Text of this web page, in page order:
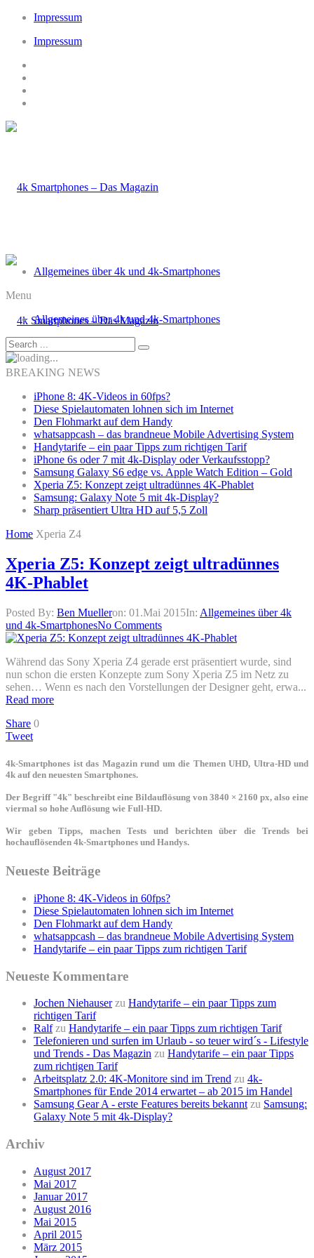
Impressum
Impressum
Allgemeines über 4k und 4k-Smartphones
Menu
Allgemeines über 4k und 4k-Smartphones
BREAKING NEWS
iPhone 8: 4K-Videos in 60fps?
Diese Spielautomaten lohnen sich im Internet
Den Flohmarkt auf dem Handy
whatsappcash – das brandneue Mobile Advertising System
Handytarife – ein paar Tipps zum richtigen Tarif
iPhone 6s oder 7 mit 4k-Display oder Verkaufsstopp?
Samsung Galaxy S6 edge vs. Apple Watch Edition – Gold
Xperia Z5: Konzept zeigt ultradünnes 4K-Phablet
Samsung: Galaxy Note 5 mit 4k-Display?
Sharp präsentiert Ultra HD auf 5,5 Zoll
Home Xperia Z4
Xperia Z5: Konzept zeigt ultradünnes
4K-Phablet
Posted By: Ben Muelleron: 01.Mai 2015In: Allgemeines über 4k
und 4k-SmartphonesNo Comments
Während das Sony Xperia Z4 gerade erst präsentiert wurde, sind
nun schon die ersten Konzepte zum Sony Xperia Z5 im Netz zu
sehen… Wenn es nach den Vorstellungen der Designer geht, erwa...
Read more
Share 0
Tweet
4k-Smartphones ist das Magazin rund um die Themen UHD, Ultra-HD und
4k auf den neuesten Smartphones.
Der Begriff "4k" beschreibt eine Bildauflösung von 3840 × 2160 px, also eine
viermal so hohe Auflösung wie Full-HD.
Wir geben Tipps, machen Tests und berichten über die Trends bei
hochauflösenden 4k-Smartphones und Handys.
Neueste Beiträge
iPhone 8: 4K-Videos in 60fps?
Diese Spielautomaten lohnen sich im Internet
Den Flohmarkt auf dem Handy
whatsappcash – das brandneue Mobile Advertising System
Handytarife – ein paar Tipps zum richtigen Tarif
Neueste Kommentare
Jochen Niehauserzu Handytarife – ein paar Tipps zum
richtigen Tarif
Ralfzu Handytarife – ein paar Tipps zum richtigen Tarif
Telefonieren und surfen im Urlaub - so teuer wird´s - Lifestyle
und Trends - Das Magazin zu Handytarife – ein paar Tipps
zum richtigen Tarif
Arbeitsplatz 2.0: 4K-Monitore sind im Trend zu 4k-
Smartphones für Ende 2014 erwartet – ab 2015 im Handel
Samsung Gear A - erste Features bereits bekannt zu Samsung:
Galaxy Note 5 mit 4k-Display?
Archiv
August 2017
Mai 2017
Januar 2017
August 2016
Mai 2015
April 2015
März 2015